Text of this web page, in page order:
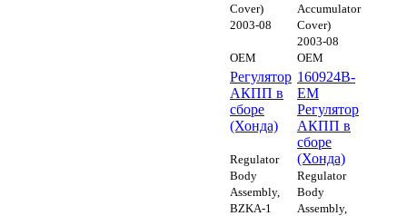
Cover)
2003-08
OEM
Accumulator
Cover)
2003-08
OEM
Регулятор
АКПП в
сборе
(Хонда)
Regulator
Body
Assembly,
BZKA-1
160924B-
EM
Регулятор
АКПП в
сборе
(Хонда)
Regulator
Body
Assembly,